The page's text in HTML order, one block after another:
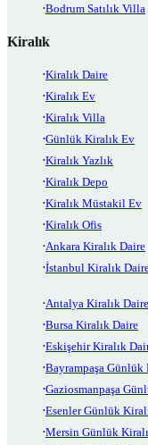
Bodrum Satılık Villa
Kiralık
Kiralık Daire
Kiralık Ev
Kiralık Villa
Günlük Kiralık Ev
Kiralık Yazlık
Kiralık Depo
Kiralık Müstakil Ev
Kiralık Ofis
Ankara Kiralık Daire
İstanbul Kiralık
Antalya Kiralık Daire
Bursa Kiralık Daire
Eskişehir Kiralık
Bayrampaşa Günlük
Gaziosmanpaşa
Esenler Günlük
Mersin Günlük